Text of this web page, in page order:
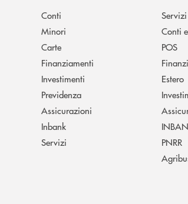
Conti
Minori
Carte
Finanziamenti
Investimenti
Previdenza
Assicurazioni
Inbank
Servizi
Servizi
Conti
POS
Estero
PNRR